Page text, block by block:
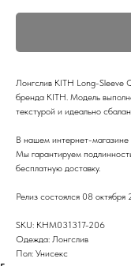
Лонгслив KITH Long-Sleeve
бренда KITH. Модель
текстурой и идеально
В нашем интернет-магазине
Мы гарантируем
бесплатную доставку.
Релиз состоялся 08 октября
SKU: KHM031317-206
Одежда: Лонгслив
Пол: Унисекс